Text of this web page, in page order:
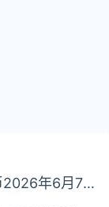
2026年6月7